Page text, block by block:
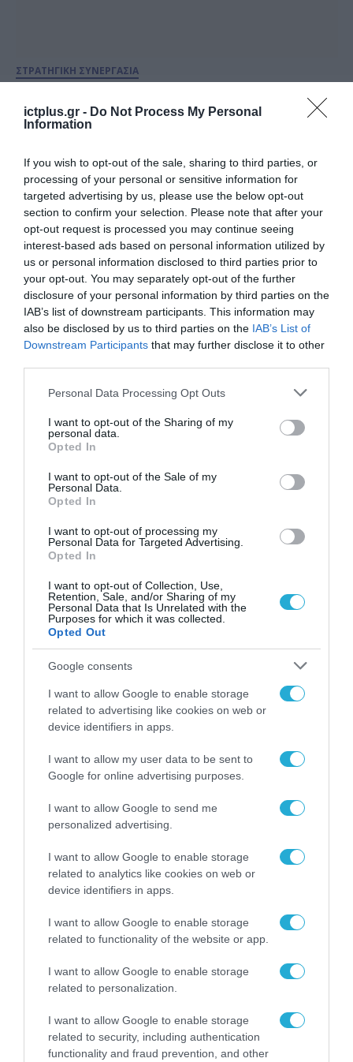
ictplus.gr - Do Not Process My Personal
Information
If you wish to opt-out of the sale, sharing to third parties, or
processing of your personal or sensitive information for
targeted advertising by us, please use the below opt-out
section to confirm your selection. Please note that after your
opt-out request is processed you may continue seeing
interest-based ads based on personal information utilized by
us or personal information disclosed to third parties prior to
your opt-out. You may separately opt-out of the further
disclosure of your personal information by third parties on the
IAB’s list of downstream participants. This information may
also be disclosed by us to third parties on the IAB’s List of
Downstream Participants that may further disclose it to other
Please note that this website/app uses one or more Google
not limited to your visit or usage behaviour. You may click to
grant or deny consent to Google and its third-party tags to
use your data for below specified purposes in below Google
consent section.
Personal Data Processing Opt Outs
I want to opt-out of the Sharing of my
personal data.
Opted In
I want to opt-out of the Sale of my
Personal Data.
Opted In
I want to opt-out of processing my
Personal Data for Targeted Advertising.
Opted In
I want to opt-out of Collection, Use,
Retention, Sale, and/or Sharing of my
Personal Data that Is Unrelated with the
Purposes for which it was collected.
Opted Out
Google consents
I want to allow Google to enable storage
related to advertising like cookies on web or
device identifiers in apps.
I want to allow my user data to be sent to
Google for online advertising purposes.
I want to allow Google to send me
personalized advertising.
I want to allow Google to enable storage
related to analytics like cookies on web or
device identifiers in apps.
I want to allow Google to enable storage
related to functionality of the website or app.
I want to allow Google to enable storage
related to personalization.
I want to allow Google to enable storage
related to security, including authentication
functionality and fraud prevention, and other
ΣΤΡΑΤΗΓΙΚΗ ΣΥΝΕΡΓΑΣΙΑ
ενισχύουν τη στρατηγική τους
24.04.2026
ΣΤΡΑΤΗΓΙΚΗ ΣΥΝΕΡΓΑΣΙΑ
Η Πειραιώς και η Accenture
ιδρύουν AI Hub στην Ελλάδα
αξιοποιώντας τεχνολογίες της
Anthropic
20.04.2026
ARTIFICIAL INTELLIGENCE (AI)
Η Sparkle υπογράφει συμφωνία
μεταπώλησης με την Anthropic
για τη διάθεση του Claude μέσω
ΔΙΕΘΝΗ
Η Τεχνητή Νοημοσύνη «απειλεί»